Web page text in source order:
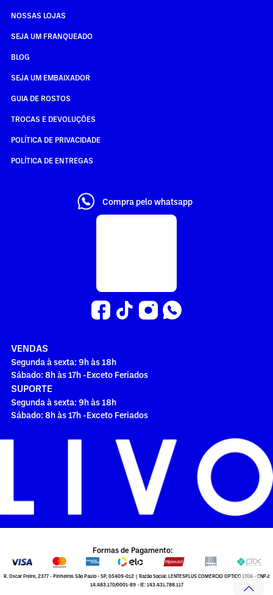
NOSSAS LOJAS
SEJA UM FRANQUEADO
BLOG
SEJA UM EMBAIXADOR
GUIA DE ROSTOS
TROCAS E DEVOLUÇÕES
POLÍTICA DE PRIVACIDADE
POLÍTICA DE ENTREGAS
Compra pelo whatsapp
VENDAS
Segunda à sexta: 9h às 18h
Sábado: 8h às 17h -Exceto Feriados
SUPORTE
Segunda à sexta: 9h às 18h
Sábado: 8h às 17h -Exceto Feriados
Formas de Pagamento:
R. Oscar Freire, 2377 - Pinheiros São Paulo - SP, 05409-012 | Razão Social: LENTESPLUS COMERCIO OPTICO LTDA - CNPJ:
14.483.170/0001-89 - IE: 143.431.788.117